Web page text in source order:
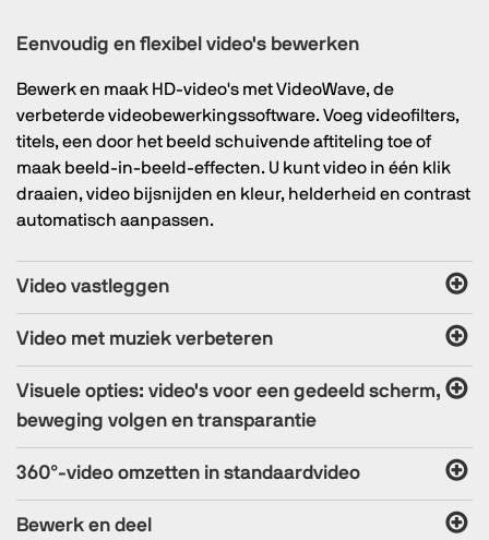
Eenvoudig en flexibel video's bewerken
Bewerk en maak HD-video's met VideoWave, de
verbeterde videobewerkingssoftware. Voeg videofilters,
titels, een door het beeld schuivende aftiteling toe of
maak beeld-in-beeld-effecten. U kunt video in één klik
draaien, video bijsnijden en kleur, helderheid en contrast
automatisch aanpassen.
Video vastleggen
Video met muziek verbeteren
Visuele opties: video's voor een gedeeld scherm,
beweging volgen en transparantie
360°-video omzetten in standaardvideo
Bewerk en deel